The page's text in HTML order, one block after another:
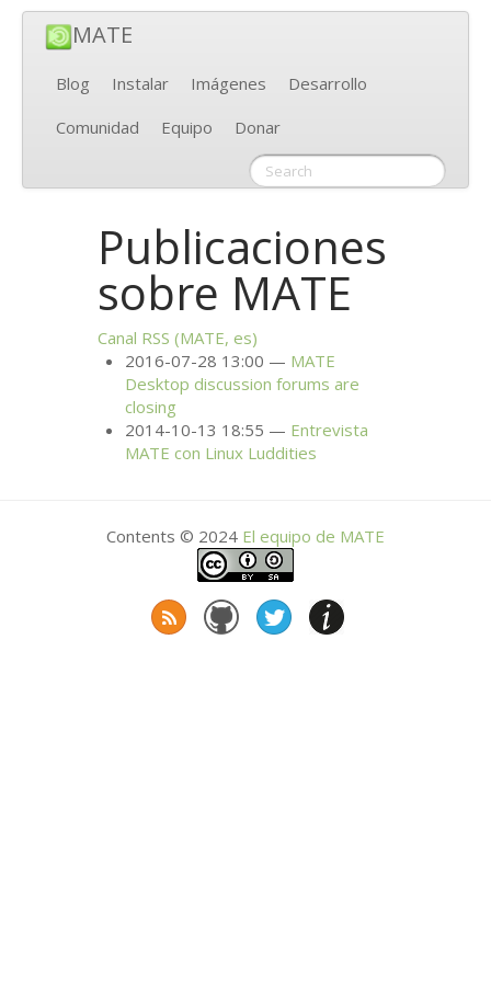
MATE
Blog Instalar Imágenes
Desarrollo
Comunidad
Equipo Donar
Publicaciones
sobre MATE
Canal RSS (MATE, es)
2016-07-28 13:00
MATE
Desktop discussion forums are
closing
2014-10-13 18:55
Entrevista
MATE con Linux Luddities
Contents © 2024 El equipo de MATE